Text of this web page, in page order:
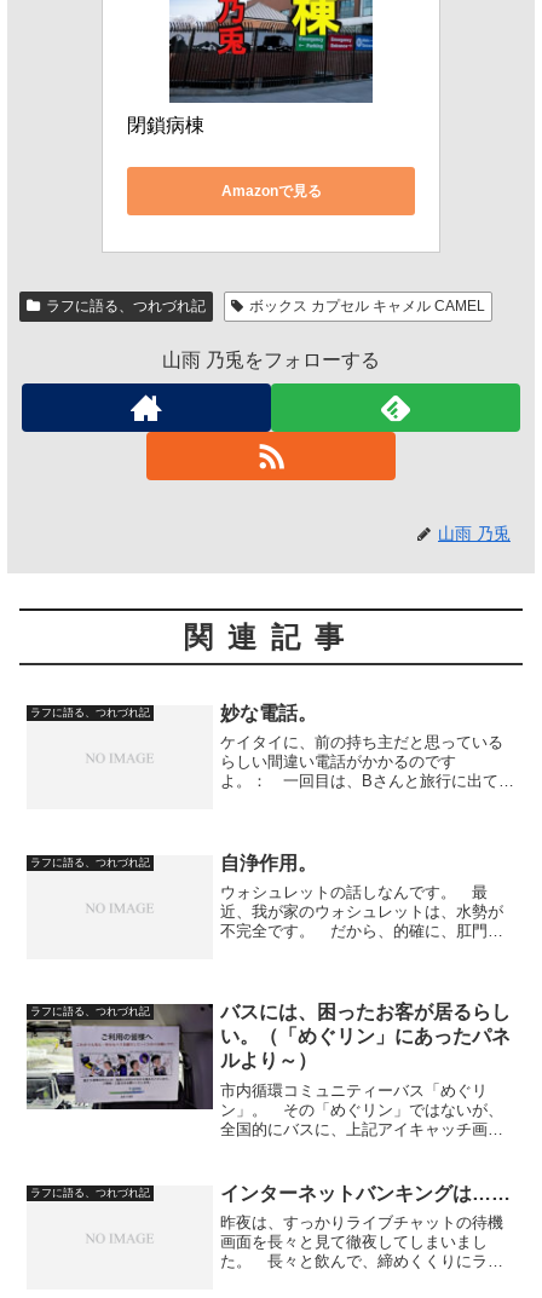
閉鎖病棟
Amazonで見る
ラフに語る、つれづれ記 ボックス カプセル キャメル CAMEL
山雨 乃兎をフォローする
山雨 乃兎
関連記事
ラフに語る、つれづれ記 妙な電話。
ケイタイに、前の持ち主だと思っている
らしい間違い電話がかかるのです
よ。： 一回目は、Bさんと旅行に出てい
話、もらっていたようで？」：...
ラフに語る、つれづれ記 自浄作用。
ウォシュレットの話しなんです。 最
近、我が家のウォシュレットは、水勢が
不完全です。 だから、的確に、肛門に
作動させたら、トイレ中、...
ラフに語る、つれづれ記
バスには、困ったお客が居るらし
い。（「めぐリン」にあったパネ
ルより～）
市内循環コミュニティーバス「めぐリ
ン」。 その「めぐリン」ではないが、
全国的にバスに、上記アイキャッチ画像
う。 サラリーマン風の男が、パス（定
期乗車券）を読み取り機にかざすが...
ラフに語る、つれづれ記 インターネットバンキングは……
昨夜は、すっかりライブチャットの待機
画面を長々と見て徹夜してしまいまし
た。 長々と飲んで、締めくくりにラー